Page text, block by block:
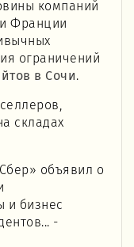
компаний
Франции
ограничений
в Сочи.
складах
объявил о
и бизнес
-